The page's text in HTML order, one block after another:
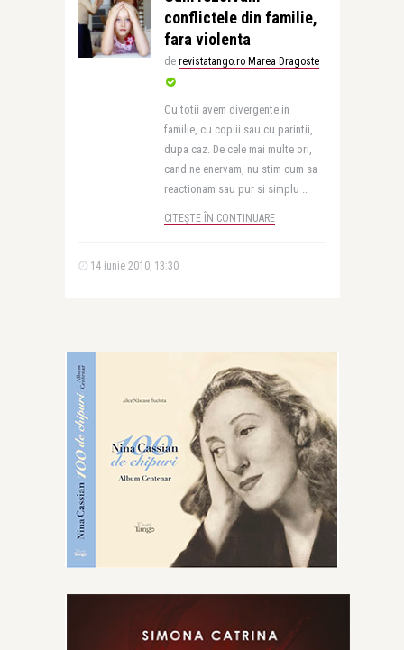
conflictele din familie,
fara violenta
de revistatango.ro Marea Dragoste
Cu totii avem divergente in
familie, cu copiii sau cu parintii,
dupa caz. De cele mai multe ori,
cand ne enervam, nu stim cum sa
reactionam sau pur si simplu ..
CITEȘTE ÎN CONTINUARE
14 iunie 2010, 13:30